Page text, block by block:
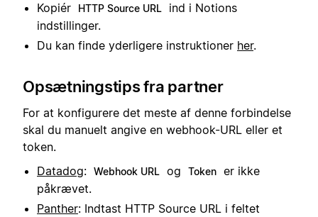
Kopiér
HTTP Source URL
ind i Notions
indstillinger.
Du kan finde yderligere instruktioner her.
Opsætningstips fra partner
For at konfigurere det meste af denne forbindelse
skal du manuelt angive en webhook-URL eller et
token.
Datadog: Webhook URL og Token er ikke
påkrævet.
Panther: Indtast HTTP Source URL i feltet